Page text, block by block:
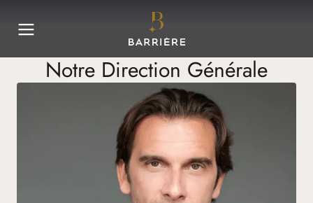
Notre Direction Générale